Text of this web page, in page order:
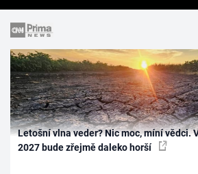
Letošní vlna veder? Nic moc, míní vědci.
2027 bude zřejmě daleko horší